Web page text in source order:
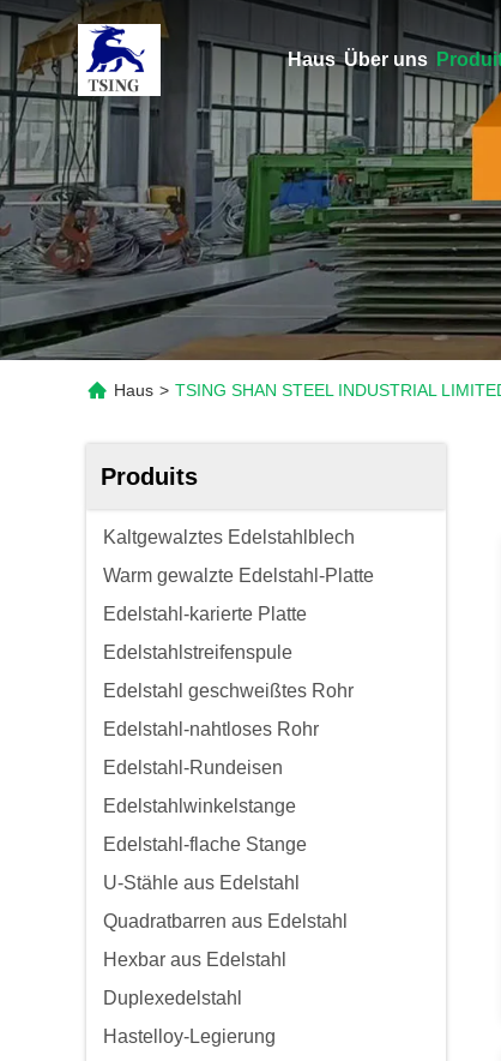
Haus Über uns
Haus > TSING SHAN STEEL INDUSTRIAL
Produits
Kaltgewalztes Edelstahlblech
Warm gewalzte Edelstahl-Platte
Edelstahl-karierte Platte
Edelstahlstreifenspule
Edelstahl geschweißtes Rohr
Edelstahl-nahtloses Rohr
Edelstahl-Rundeisen
Edelstahlwinkelstange
Edelstahl-flache Stange
U-Stähle aus Edelstahl
Quadratbarren aus Edelstahl
Hexbar aus Edelstahl
Duplexedelstahl
Hastelloy-Legierung